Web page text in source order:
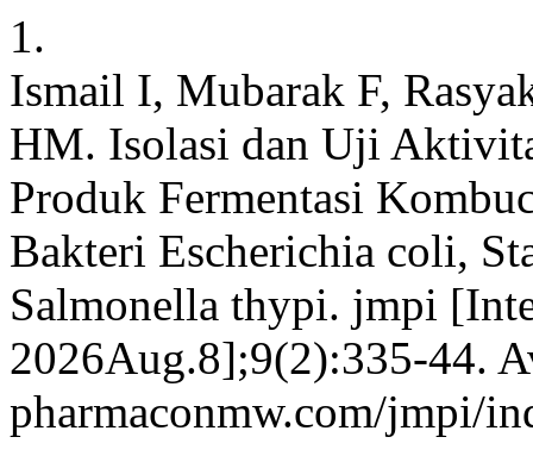
1.
Ismail I, Mubarak F,
HM. Isolasi dan Uji
Produk Fermentasi
Bakteri Escherichia coli,
Salmonella thypi. jmpi
2026Aug.8];9(2):335-44.
pharmaconmw.com/jmpi/